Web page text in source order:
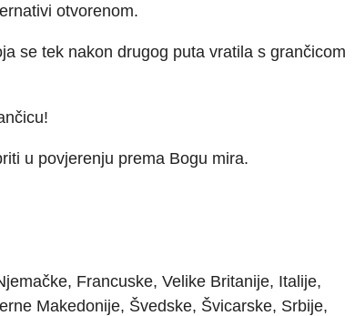
otvorenom.
se tek nakon drugog puta vratila s grančicom
u povjerenju prema Bogu mira.
Francuske, Velike Britanije, Italije,
Makedonije, Švedske, Švicarske, Srbije,